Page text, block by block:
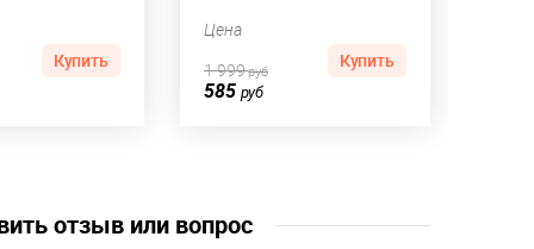
Купить
Цена
585 руб
1 999руб Купить
отзыв или вопрос